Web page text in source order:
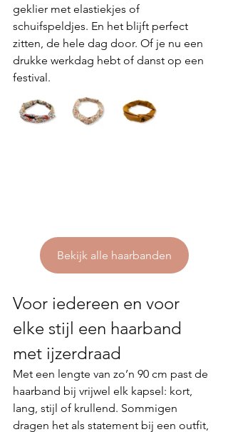
geklier met elastiekjes of
schuifspeldjes. En het blijft perfect
zitten, de hele dag door. Of je nu een
drukke werkdag hebt of danst op een
festival.
Bekijk alle haarbanden
Voor iedereen en voor
elke stijl een haarband
met ijzerdraad
Met een lengte van zo’n 90 cm past de
haarband bij vrijwel elk kapsel: kort,
lang, stijl of krullend. Sommigen
dragen het als statement bij een outfit,